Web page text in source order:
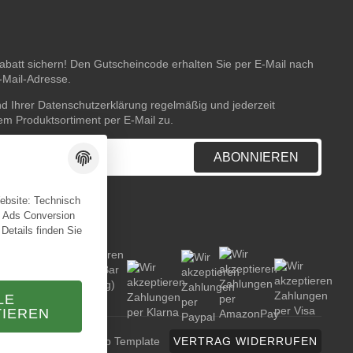
sichern! Den Gutscheincode erhalten Sie per E-Mail nach
Adresse.
Ihrer Datenschutzerklärung regelmäßig und jederzeit
Produktsortiment per E-Mail zu.
ABONNIEREN
TECHNIK JTL-Shop Template VERTRAG WIDERRUFEN
Technisch
Conversion
finden Sie